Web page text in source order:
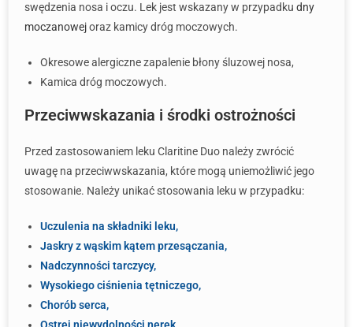
swędzenia nosa i oczu. Lek jest wskazany w przypadku dny
moczanowejoraz kamicy dróg moczowych.
Okresowe alergiczne zapalenie błony śluzowej nosa,
Kamica dróg moczowych.
Przeciwwskazania i środki ostrożności
Przed zastosowaniem leku Claritine Duo należy zwrócić
uwagę na przeciwwskazania, które mogą uniemożliwić jego
stosowanie. Należy unikać stosowania leku w przypadku:
Uczulenia na składniki leku,
Jaskry z wąskim kątem przesączania,
Nadczynności tarczycy,
Wysokiego ciśnienia tętniczego,
Chorób serca,